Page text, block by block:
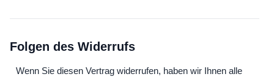
Folgen des Widerrufs
Wenn Sie diesen Vertrag widerrufen, haben wir Ihnen alle